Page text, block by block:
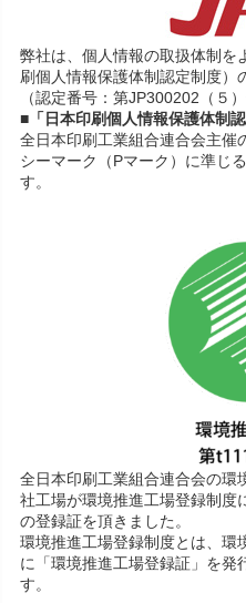
弊社は、個人情報の取扱体制を
刷個人情報保護体制認定制度）
（認定番号：第JP300202（５）
■「日本印刷個人情報保護体制
全日本印刷工業組合連合会主催
シーマーク（Pマーク）に準じ
す。
全日本印刷工業組合連合会の環
社工場が環境推進工場登録制度
の登録証を頂きました。
環境推進工場登録制度とは、環
に「環境推進工場登録証」を発
す。